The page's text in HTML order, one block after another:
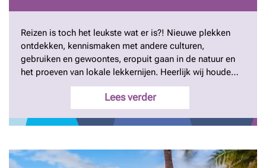
Reizen is toch het leukste wat er is?! Nieuwe plekken
ontdekken, kennismaken met andere culturen,
gebruiken en gewoontes, eropuit gaan in de natuur en
het proeven van lokale lekkernijen. Heerlijk wij houden
er van! U toch ook? Kinderen, en dan vooral pubers,
denken hier nog wel eens anders over. Maar als
specialist in bijzondere reizen met kinderen hebben we
natuurlijk wel wat tips, zodat u een waanzinnige reis
deelt haar 15 tips met u.
Lees verder